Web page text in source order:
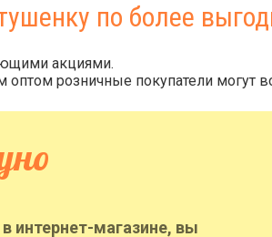
по более
акциями.
розничные покупатели могут
интернет-магазине, вы